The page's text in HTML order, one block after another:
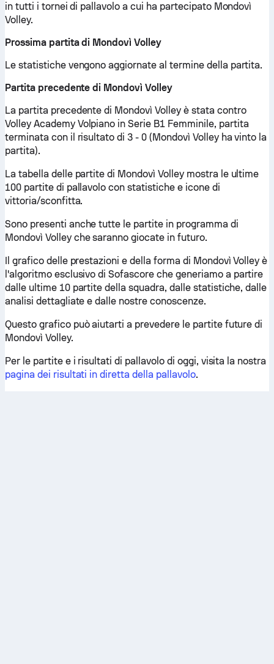
in tutti i tornei di pallavolo a cui ha partecipato Mondovì
Volley.
Prossima partita di Mondovì Volley
Le statistiche vengono aggiornate al termine della partita.
Partita precedente di Mondovì Volley
La partita precedente di Mondovì Volley è stata contro
Volley Academy Volpiano in Serie B1 Femminile, partita
terminata con il risultato di 3 - 0 (Mondovì Volley ha vinto la
partita).
La tabella delle partite di Mondovì Volley mostra le ultime
100 partite di pallavolo con statistiche e icone di
vittoria/sconfitta.
Sono presenti anche tutte le partite in programma di
Mondovì Volley che saranno giocate in futuro.
Il grafico delle prestazioni e della forma di Mondovì Volley è
l'algoritmo esclusivo di Sofascore che generiamo a partire
dalle ultime 10 partite della squadra, dalle statistiche, dalle
analisi dettagliate e dalle nostre conoscenze.
Questo grafico può aiutarti a prevedere le partite future di
Mondovì Volley.
Per le partite e i risultati di pallavolo di oggi, visita la nostra
pagina dei risultati in diretta della pallavolo.